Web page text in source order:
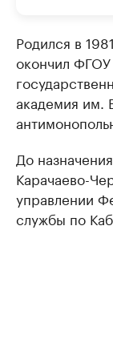
Родился в
окончил
академия им.
До
Карачаево-
управлении
службы по